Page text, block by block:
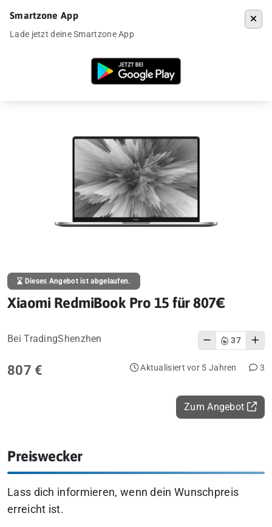
»Xiaomi RedmiBook Pro 15 für 807€
Dieses Angebot ist abgelaufen.
Xiaomi RedmiBook Pro 15 für 807€
Bei TradingShenzhen 37
807 € Aktualisiert vor 5 Jahren 3
Zum Angebot
Preiswecker
Lass dich informieren, wenn dein Wunschpreis
erreicht ist.
Smartzone App
Lade jetzt deine Smartzone App